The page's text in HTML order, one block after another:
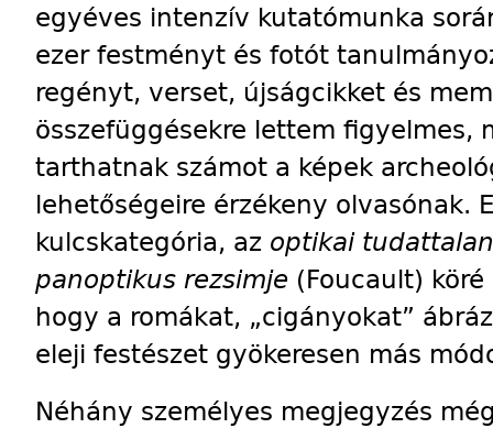
egyéves intenzív kutatómunka
ezer festményt és fotót
regényt, verset, újságcikket és
összefüggésekre lettem figyelmes,
tarthatnak számot a képek
lehetőségeire érzékeny olvasónak.
kulcskategória, az optikai tudattalan
panoptikus rezsimje (Foucault)
hogy a romákat, „cigányokat”
eleji festészet gyökeresen más
Néhány személyes megjegyzés